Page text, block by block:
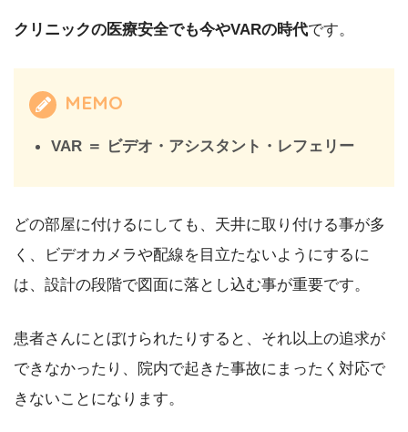
クリニックの医療安全でも今やVARの時代です。
MEMO
VAR ＝ ビデオ・アシスタント・レフェリー
どの部屋に付けるにしても、天井に取り付ける事が多
く、ビデオカメラや配線を目立たないようにするに
は、設計の段階で図面に落とし込む事が重要です。
患者さんにとぼけられたりすると、それ以上の追求が
できなかったり、院内で起きた事故にまったく対応で
きないことになります。